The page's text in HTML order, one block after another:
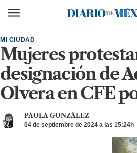
Diario de México
Mujeres
designación de
Olvera en CFE
MI CIUDAD
PAOLA GONZÁLEZ
04 de septiembre de 2024 a las 15:24h